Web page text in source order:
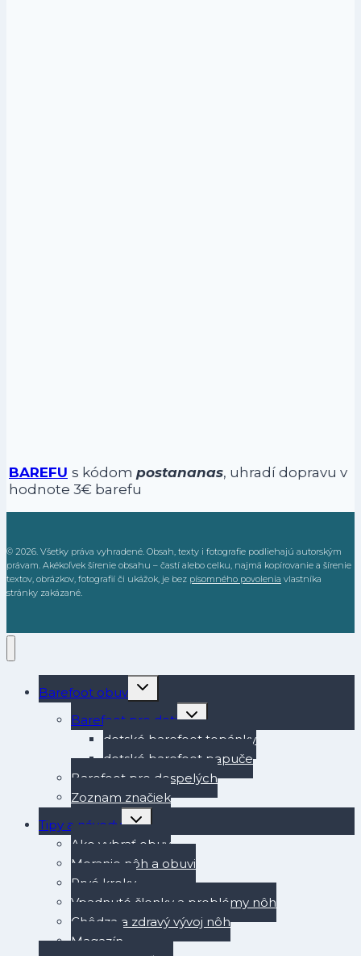
BAREFU s kódom postananas, uhradí dopravu v
hodnote 3€ barefu
© 2026. Všetky práva vyhradené. Obsah, texty i fotografie podliehajú autorským
právam. Akékoľvek šírenie obsahu – častí alebo celku, najmä kopírovanie a šírenie
textov, obrázkov, fotografií či ukážok, je bez písomného povolenia vlastníka
stránky zakázané.
Barefoot obuv
Toggle
Barefoot pre deti
Toggle
child
menu
detské barefoot topánky
detské barefoot papuče
Barefoot pre dospelých
Zoznam značiek
Tipy a návody
Toggle
child
menu
Ako vybrať obuv
Meranie nôh a obuvi
Prvé kroky
Vpadnuté členky a problémy nôh
Chôdza a zdravý vývoj nôh
Magazín